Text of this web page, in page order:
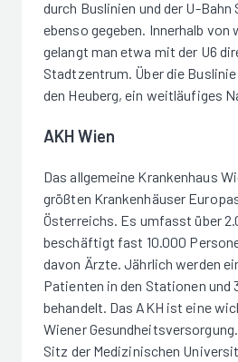
durch Buslinien und der U-
ebenso gegeben. Innerhalb von
gelangt man etwa mit der U6
Stadtzentrum. Über die
den Heuberg, ein weitläufiges
AKH Wien
Das allgemeine Krankenhaus
größten Krankenhäuser
Österreichs. Es umfasst über
beschäftigt fast 10.000
davon Ärzte. Jährlich werden
Patienten in den Stationen und
behandelt. Das AKH ist eine
Wiener
Sitz der Medizinischen